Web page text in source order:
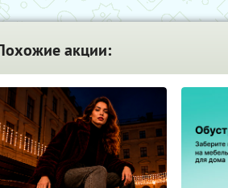
акции: